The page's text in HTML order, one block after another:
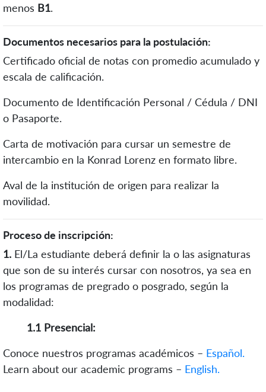
menos B1.
Documentos necesarios para la postulación:
Certificado oficial de notas con promedio acumulado y
escala de calificación.
Documento de Identificación Personal / Cédula / DNI
o Pasaporte.
Carta de motivación para cursar un semestre de
intercambio en la Konrad Lorenz en formato libre.
Aval de la institución de origen para realizar la
movilidad.
Proceso de inscripción:
1. El/La estudiante deberá definir la o las asignaturas
que son de su interés cursar con nosotros, ya sea en
los programas de pregrado o posgrado, según la
modalidad:
1.1 Presencial:
Conoce nuestros programas académicos – Español.
Learn about our academic programs – English.